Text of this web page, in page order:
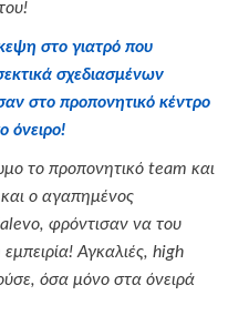
στο γιατρό που
σχεδιασμένων
στο προπονητικό κέντρο
όνειρο!
το προπονητικό team και
ο αγαπημένος
, φρόντισαν να του
Αγκαλιές, high
όσα μόνο στα όνειρά